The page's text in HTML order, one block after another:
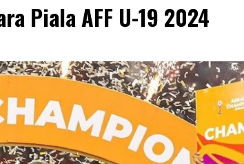
Piala AFF U-19 2024